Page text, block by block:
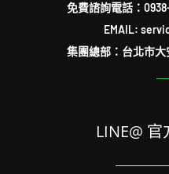
免費諮詢電話：
EMAIL:
集團總部：台北市大
LINE@